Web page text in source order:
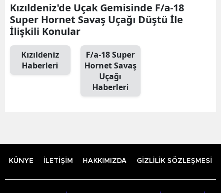
Kızıldeniz'de Uçak Gemisinde F/a-18
Super Hornet Savaş Uçağı Düştü İle
İlişkili Konular
Kızıldeniz
Haberleri
F/a-18 Super
Hornet Savaş
Uçağı
Haberleri
KÜNYE İLETİŞİM HAKKIMIZDA GİZLİLİK SÖZLEŞMESİ